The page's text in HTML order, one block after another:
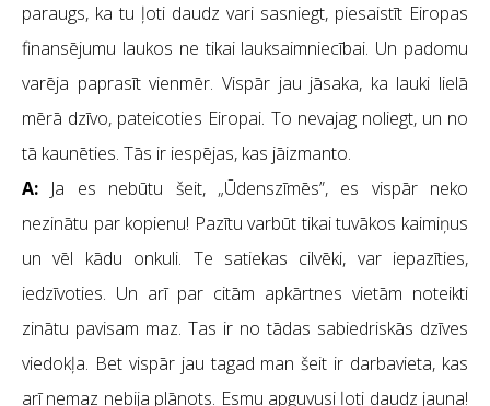
paraugs, ka tu ļoti daudz vari sasniegt, piesaistīt Eiropas
finansējumu laukos ne tikai lauksaimniecībai. Un padomu
varēja paprasīt vienmēr. Vispār jau jāsaka, ka lauki lielā
mērā dzīvo, pateicoties Eiropai. To nevajag noliegt, un no
tā kaunēties. Tās ir iespējas, kas jāizmanto.
A: Ja es nebūtu šeit, „Ūdenszīmēs”, es vispār neko
nezinātu par kopienu! Pazītu varbūt tikai tuvākos kaimiņus
un vēl kādu onkuli. Te satiekas cilvēki, var iepazīties,
iedzīvoties. Un arī par citām apkārtnes vietām noteikti
zinātu pavisam maz. Tas ir no tādas sabiedriskās dzīves
viedokļa. Bet vispār jau tagad man šeit ir darbavieta, kas
arī nemaz nebija plānots. Esmu apguvusi ļoti daudz jauna!